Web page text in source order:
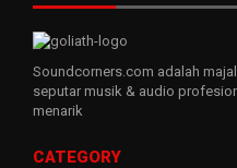
Soundcorners.com adalah
seputar musik & audio
menarik
CATEGORY